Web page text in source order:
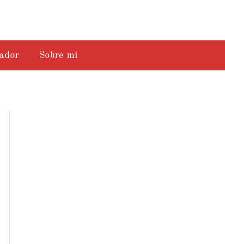
Sobre mí